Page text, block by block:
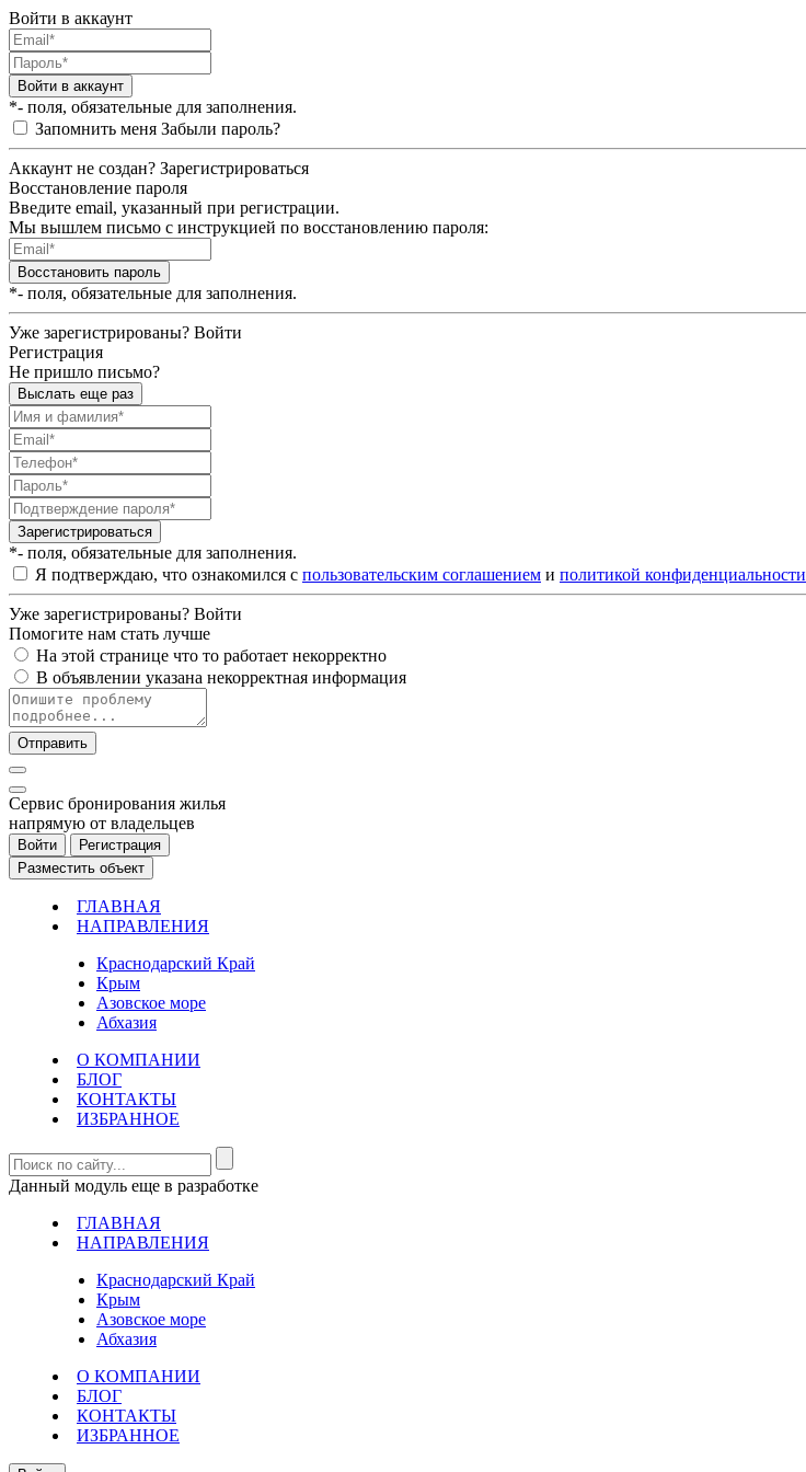
Войти в аккаунт
Войти в аккаунт
*- поля, обязательные для заполнения.
Запомнить меня Забыли пароль?
Аккаунт не создан? Зарегистрироваться
Восстановление пароля
Введите email, указанный при регистрации.
Мы вышлем письмо с инструкцией по восстановлению пароля:
Восстановить пароль
*- поля, обязательные для заполнения.
Уже зарегистрированы? Войти
Регистрация
Не пришло письмо?
Выслать еще раз
Зарегистрироваться
*- поля, обязательные для заполнения.
Я подтверждаю, что ознакомился с пользовательским соглашением и политикой конфиденциальности
Уже зарегистрированы? Войти
Помогите нам стать лучше
На этой странице что то работает некорректно
В объявлении указана некорректная информация
Отправить
Cервис бронирования жилья
напрямую от владельцев
Войти
Регистрация
Разместить объект
ГЛАВНАЯ
НАПРАВЛЕНИЯ
Краснодарский Край
Крым
Азовское море
Абхазия
О КОМПАНИИ
БЛОГ
КОНТАКТЫ
ИЗБРАННОЕ
Данный модуль еще в разработке
ГЛАВНАЯ
НАПРАВЛЕНИЯ
Краснодарский Край
Крым
Азовское море
Абхазия
О КОМПАНИИ
БЛОГ
КОНТАКТЫ
ИЗБРАННОЕ